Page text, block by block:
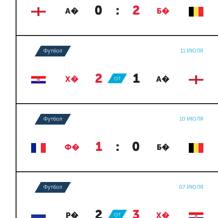
А� 0 : 2 Б�
Футбол 11 ИЮЛЯ
Х� 2 : 1 А�
ОТ
Футбол 10 ИЮЛЯ
Ф� 1 : 0 Б�
Футбол 07 ИЮЛЯ
Р� 2 : 3 Х�
ОТ